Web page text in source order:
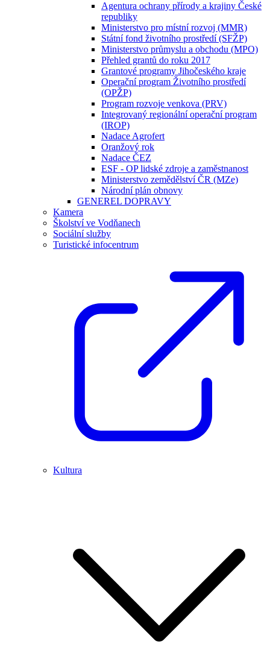
Agentura ochrany přírody a krajiny České
republiky
Ministerstvo pro místní rozvoj (MMR)
Státní fond životního prostředí (SFŽP)
Ministerstvo průmyslu a obchodu (MPO)
Přehled grantů do roku 2017
Grantové programy Jihočeského kraje
Operační program Životního prostředí
(OPŽP)
Program rozvoje venkova (PRV)
Integrovaný regionální operační program
(IROP)
Nadace Agrofert
Oranžový rok
Nadace ČEZ
ESF - OP lidské zdroje a zaměstnanost
Ministerstvo zemědělství ČR (MZe)
Národní plán obnovy
GENEREL DOPRAVY
Kamera
Školství ve Vodňanech
Sociální služby
Turistické infocentrum
Kultura